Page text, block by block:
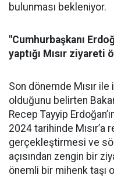
bulunması bekleniyor.
"Cumhurbaşkanı
yaptığı Mısır ziyareti
Son dönemde Mısır
olduğunu belirten
Recep Tayyip
2024 tarihinde Mısır’a
gerçekleştirmesi ve
açısından zengin bir
önemli bir mihenk taşı